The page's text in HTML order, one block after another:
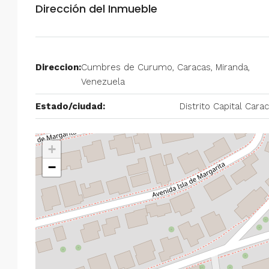
Dirección del Inmueble
Direccion:Cumbres de Curumo, Caracas, Miranda,
Venezuela
Estado/ciudad: Distrito Capital
+
−
Habitaciones, 2 Baños,
Centro Comercial Concresa,
Municipio Baruta, Distrito
2 m²
ANEXO